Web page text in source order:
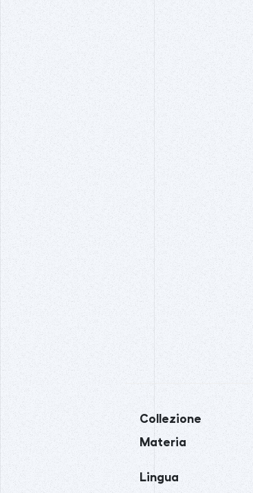
Collezione
Materia
Lingua